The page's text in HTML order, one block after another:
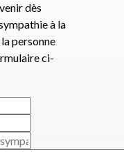
dès
à la
personne
ci-